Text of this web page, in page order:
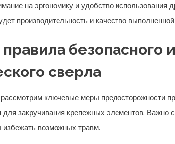
на эргономику и удобство использования
производительность и качество
безопасного
сверла
ключевые меры предосторожности
для закручивания крепежных элементов.
избежать возможных травм.